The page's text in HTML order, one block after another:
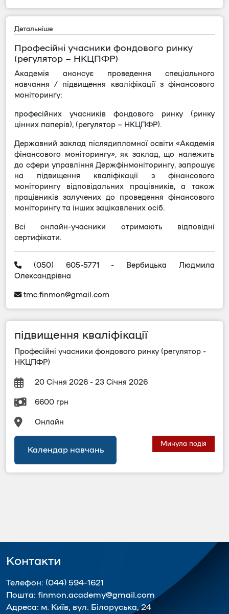
Детальніше
Професійні учасники фондового ринку
(регулятор – НКЦПФР)
Академія анонсує проведення спеціального
навчання / підвищення кваліфікації з фінансового
моніторингу:
професійних учасників фондового ринку (ринку
цінних паперів) , (регулятор – НКЦПФР).
Державний заклад післядипломної освіти «Академія
фінансового моніторингу», як заклад, що належить
до сфери управління Держфінмоніторингу, запрошує
на підвищення кваліфікації з фінансового
моніторингу відповідальних працівників, а також
працівників залучених до проведення фінансового
моніторингу та інших зацікавлених осіб.
Всі онлайн-учасники отримають відповідні
сертифікати.
(050) 605-5771 - Вербицька Людмила
Олександрівна
tmc.finmon@gmail.com
підвищення кваліфікації
Професійні учасники фондового ринку (регулятор -
НКЦПФР)
20 Січня 2026 - 23 Січня 2026
6600 грн
Онлайн
Календар навчань
Контакти
Телефон: (044) 594-1621
Пошта: finmon.academy@gmail.com
Адреса: м. Київ, вул. Білоруська, 24